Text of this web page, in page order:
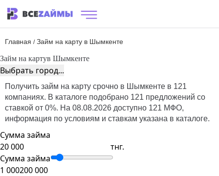
Главная / Займ на карту в Шымкенте
Займ на картув Шымкенте
Выбрать город...
Получить займ на карту срочно в Шымкенте в 121
компаниях. В каталоге подобрано 121 предложений со
ставкой от 0%. На 08.08.2026 доступно 121 МФО,
информация по условиям и ставкам указана в каталоге.
Сумма займа
тнг.
Сумма займа
1 000200 000